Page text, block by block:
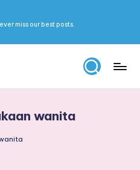
miss our best posts.
wanita